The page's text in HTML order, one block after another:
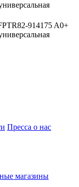
914175 A0+
Пресса о нас
магазины